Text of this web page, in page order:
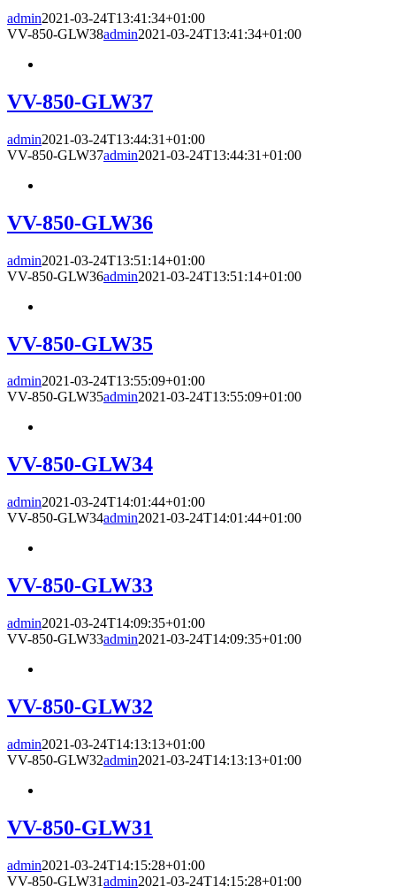
admin2021-03-24T13:41:34+01:00
VV-850-GLW38admin2021-03-24T13:41:34+01:00
VV-850-GLW37
admin2021-03-24T13:44:31+01:00
VV-850-GLW37admin2021-03-24T13:44:31+01:00
VV-850-GLW36
admin2021-03-24T13:51:14+01:00
VV-850-GLW36admin2021-03-24T13:51:14+01:00
VV-850-GLW35
admin2021-03-24T13:55:09+01:00
VV-850-GLW35admin2021-03-24T13:55:09+01:00
VV-850-GLW34
admin2021-03-24T14:01:44+01:00
VV-850-GLW34admin2021-03-24T14:01:44+01:00
VV-850-GLW33
admin2021-03-24T14:09:35+01:00
VV-850-GLW33admin2021-03-24T14:09:35+01:00
VV-850-GLW32
admin2021-03-24T14:13:13+01:00
VV-850-GLW32admin2021-03-24T14:13:13+01:00
VV-850-GLW31
admin2021-03-24T14:15:28+01:00
VV-850-GLW31admin2021-03-24T14:15:28+01:00